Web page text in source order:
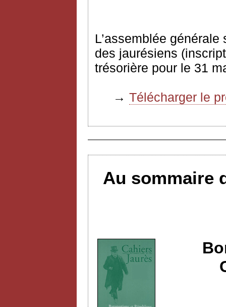
L’assemblée
des jaurésiens
trésorière pour le 31
→Télécharger le
Au sommaire